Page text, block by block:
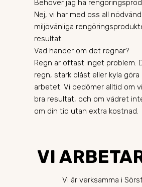
Behöver jag ha
Nej, vi har med oss all
miljövänliga
resultat.
Vad händer om det regnar?
Regn är oftast inget problem.
regn, stark blåst eller kyla
arbetet. Vi bedömer alltid om
bra resultat, och om vädret
om din tid utan extra kostnad.
VI
Vi är verksamma i